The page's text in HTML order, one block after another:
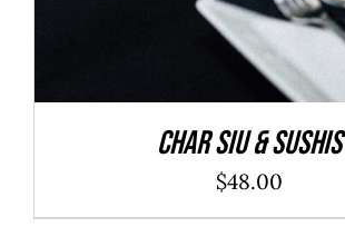
Char Siu & Sushis
$48.00